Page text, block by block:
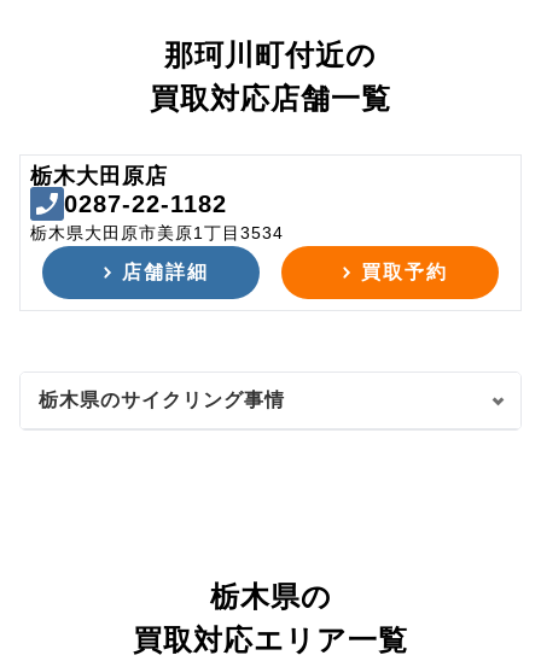
那珂川町付近の
買取対応店舗一覧
栃木大田原店
0287-22-1182
栃木県大田原市美原1丁目3534
店舗詳細 買取予約
栃木県のサイクリング事情
栃木県の
買取対応エリア一覧